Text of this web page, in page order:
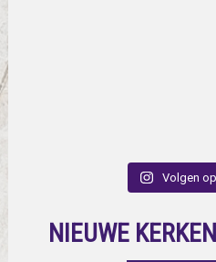
Volgen
NIEUWE